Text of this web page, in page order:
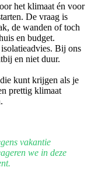
het klimaat én voor
De vraag is
de wanden of toch
en budget.
Bij ons
en niet duur.
kunt krijgen als je
prettig klimaat
vakantie
we in deze